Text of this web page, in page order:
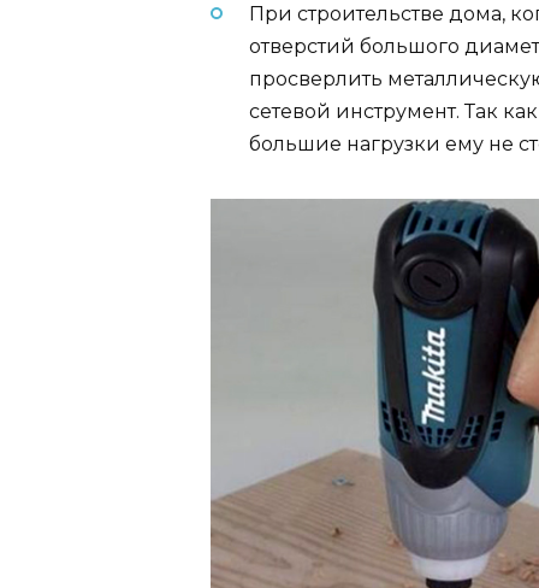
При строительстве дома,
отверстий большого
просверлить
сетевой инструмент. Так
большие нагрузки ему не